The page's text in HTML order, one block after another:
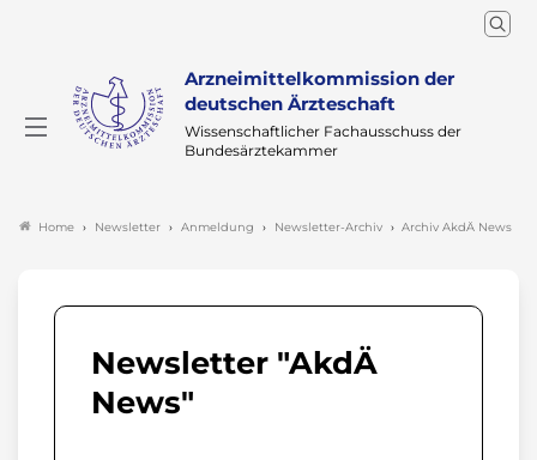
Arzneimittelkommission der
deutschen Ärzteschaft
Wissenschaftlicher Fachausschuss der
Bundesärztekammer
Home Newsletter Anmeldung Newsletter-Archiv Archiv AkdÄ News
Newsletter "AkdÄ
News"